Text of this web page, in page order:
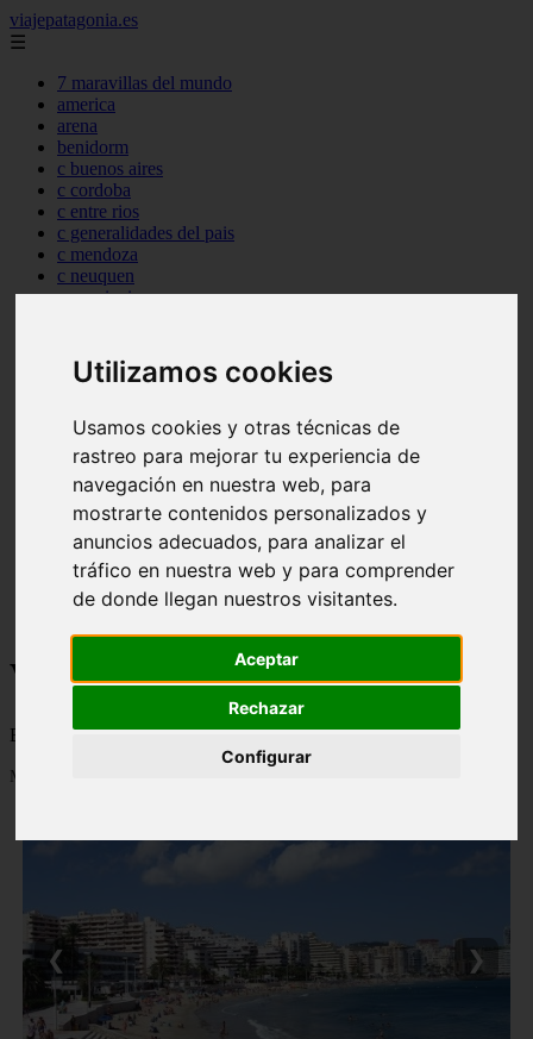
Utilizamos cookies
Usamos cookies y otras técnicas de
rastreo para mejorar tu experiencia de
navegación en nuestra web, para
mostrarte contenidos personalizados y
anuncios adecuados, para analizar el
tráfico en nuestra web y para comprender
de donde llegan nuestros visitantes.
Aceptar
Rechazar
Configurar
viajepatagonia.es
☰
7 maravillas del mundo
america
arena
benidorm
c buenos aires
c cordoba
c entre rios
c generalidades del pais
c mendoza
c neuquen
c provincias
c tierra de fuego
c tucuman
carmen
category
destinos
gijon
lanzarote
monumentos
naturaleza
san
Viajes a la Patagonia
Blog sobre la Patagonia en particular y sobre turismo en general
Mostrando 1 - 24 de 477 artículos
❮ ❯